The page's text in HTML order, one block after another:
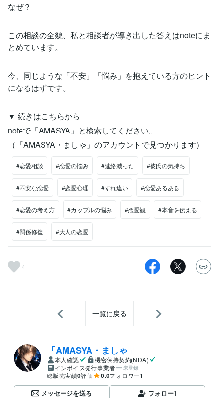
なぜ？
この相談の全貌、私と相談者が導き出した答えはnoteにま
とめています。
今、同じような「不安」「悩み」を抱えている方のヒント
になるはずです。
▼ 続きはこちらから
noteで「AMASYA」と検索してください。
（「AMASYA・ましゃ」のアカウントで見つかります）
#恋愛相談 #恋愛の悩み #連絡減った #彼氏の気持ち
#不安な恋愛 #恋愛心理 #すれ違い #恋愛あるある
#恋愛の考え方 #カップルの悩み #恋愛観 #本音を伝える
#関係修復 #大人の恋愛
4
一覧に戻る
「AMASYA・ましゃ」
本人確認
機密保持契約(NDA)
インボイス発行事業者
未登録
総販売実績0評価 0.0フォロワー1
メッセージを送る フォロー1